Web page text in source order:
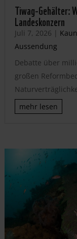
Tiwag-Gehälter:
Landeskonzern
Juli 7, 2026 |
Aussendung
Debatte über
großen
mehr lesen